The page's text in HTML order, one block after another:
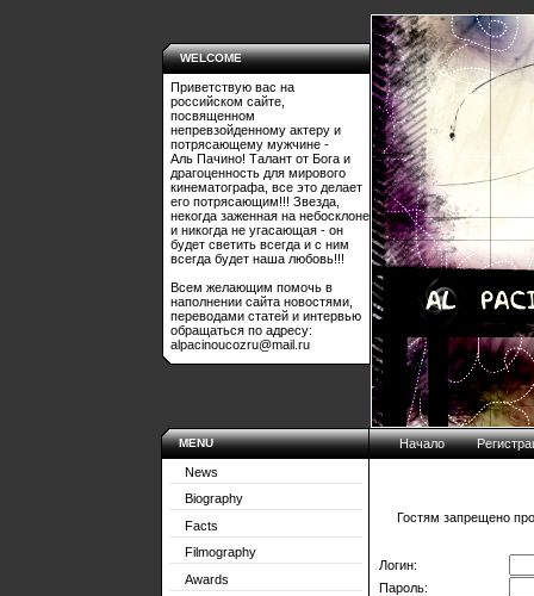
WELCOME
Приветствую вас на
российском сайте,
посвященном
непревзойденному актеру и
потрясающему мужчине -
Аль Пачино! Талант от Бога и
драгоценность для мирового
кинематографа, все это делает
его потрясающим!!! Звезда,
некогда заженная на небосклоне
и никогда не угасающая - он
будет светить всегда и с ним
всегда будет наша любовь!!!
Всем желающим помочь в
наполнении сайта новостями,
переводами статей и интервью
обращаться по адресу:
alpacinoucozru@mail.ru
MENU
News
Biography
Facts
Filmography
Awards
Начало
Гостям запрещено
Логин:
Пароль: